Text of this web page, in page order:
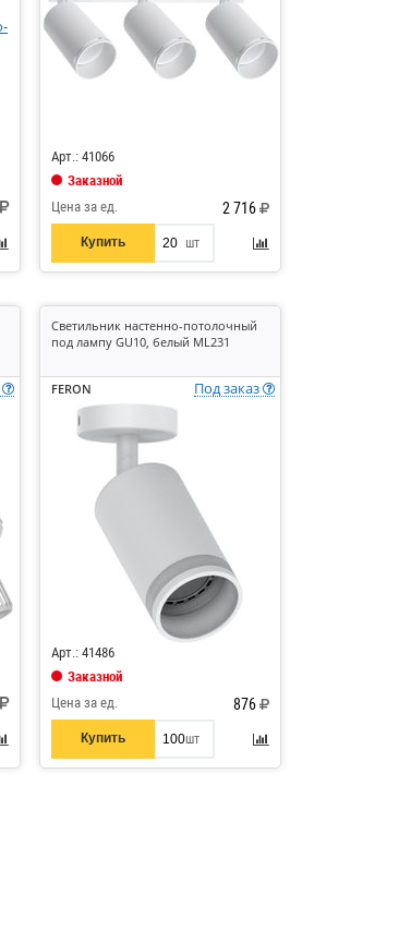
Арт.: 41066
Заказной
Цена за ед.
2 716
Купить шт
Cветильник настенно-потолочный
под лампу GU10, белый ML231
FERON Под заказ
Арт.: 41486
Заказной
Цена за ед.
876
Купить шт